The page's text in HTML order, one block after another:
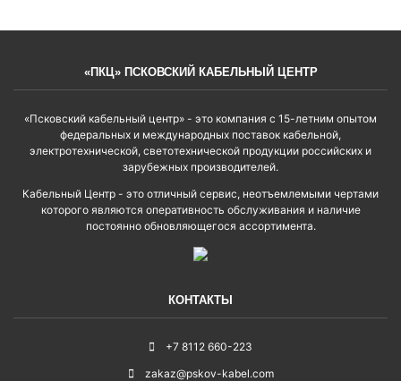
«ПКЦ» ПСКОВСКИЙ КАБЕЛЬНЫЙ ЦЕНТР
«Псковский кабельный центр» - это компания с 15-летним опытом
федеральных и международных поставок кабельной,
электротехнической, светотехнической продукции российских и
зарубежных производителей.
Кабельный Центр - это отличный сервис, неотъемлемыми чертами
которого являются оперативность обслуживания и наличие
постоянно обновляющегося ассортимента.
КОНТАКТЫ
+7 8112 660-223
zakaz@pskov-kabel.com